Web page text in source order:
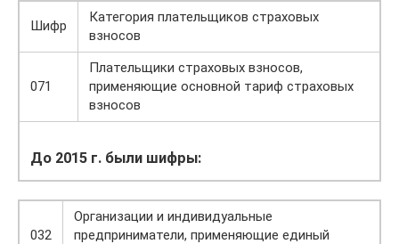
Шифр
Категория плательщиков страховых
взносов
071
Плательщики страховых взносов,
применяющие основной тариф страховых
взносов
До 2015 г. были шифры:
032
Организации и индивидуальные
предприниматели, применяющие единый